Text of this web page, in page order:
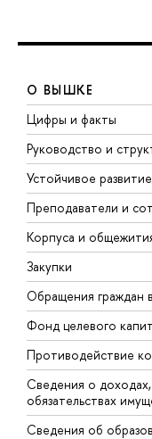
О ВЫШКЕ
Цифры и факты
Руководство и
Устойчивое
Преподаватели и
Корпуса и
Закупки
Обращения
Фонд целевого
Противодействие
Сведения о
обязательствах
Сведения об